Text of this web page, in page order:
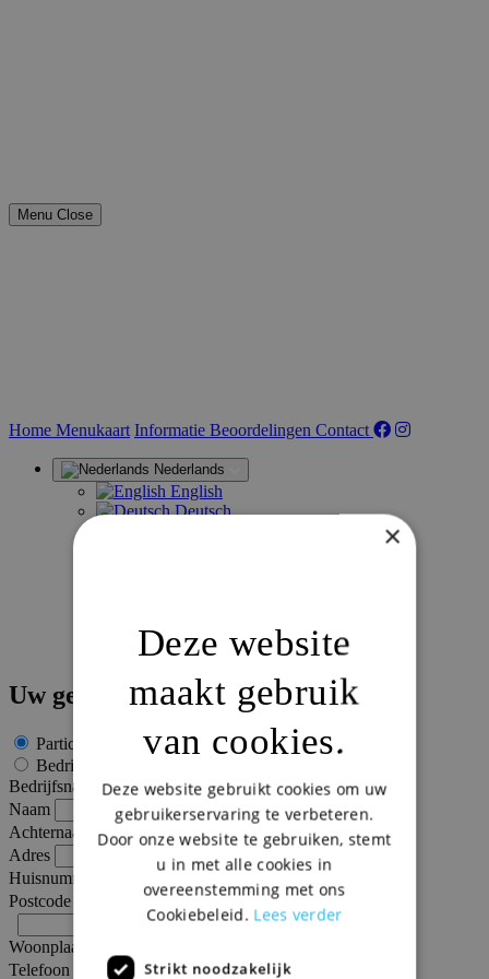
Menu Close
Home (huidige)
Menukaart Informatie Beoordelingen Contact
Nederlands
English
Deutsch
Uw gegevens
Particulier
Bedrijf
Bedrijfsnaam
Naam
Achternaam
Adres
Huisnummer
Postcode
Woonplaats
Telefoon
×
Deze website
maakt gebruik
van cookies.
Deze website gebruikt cookies om uw
gebruikerservaring te verbeteren.
Door onze website te gebruiken, stemt
u in met alle cookies in
overeenstemming met ons
Cookiebeleid. Lees verder
Strikt noodzakelijk